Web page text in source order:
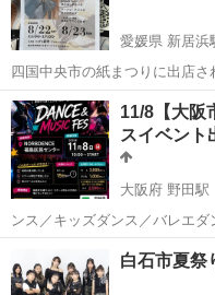
愛媛県 新居浜
四国中央市の紙まつりに出店さ
ております♪ そんな経緯ですので ご本人さまとは無関係です💞 地図は
開催場所ではございません🙏
愛媛 新居浜市 新居浜駅
11/8【大阪
スイベント
大阪府 野田駅
ンス／キッズダンス／バレエダ
音楽系の出演も…
野田駅
白石市夏祭